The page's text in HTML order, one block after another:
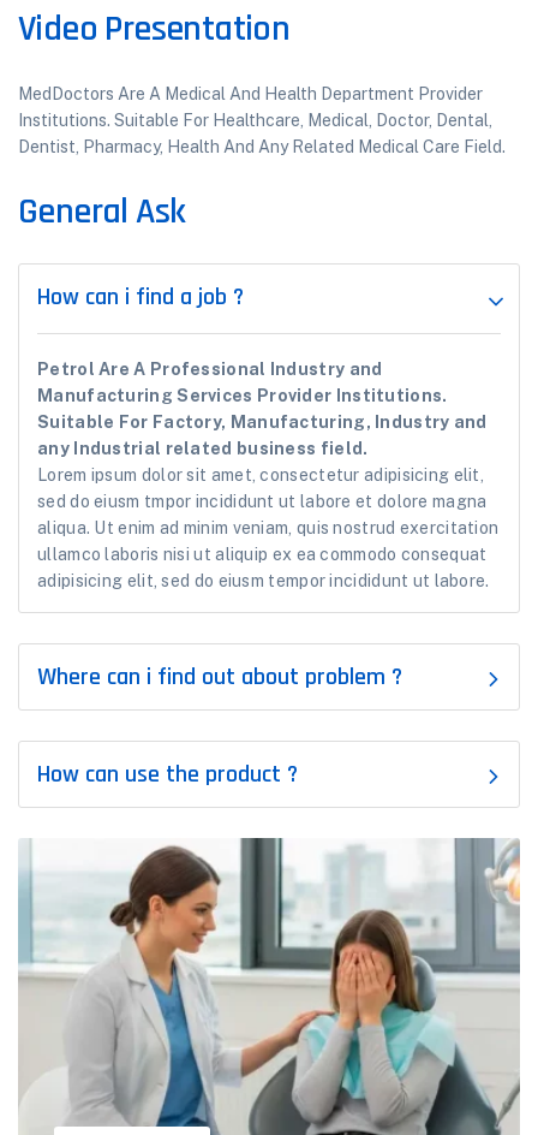
Video Presentation
MedDoctors Are A Medical And Health Department Provider
Institutions. Suitable For Healthcare, Medical, Doctor, Dental,
Dentist, Pharmacy, Health And Any Related Medical Care Field.
General Ask
How can i find a job ?
Petrol Are A Professional Industry and
Manufacturing Services Provider Institutions.
Suitable For Factory, Manufacturing, Industry and
any Industrial related business field.
Lorem ipsum dolor sit amet, consectetur adipisicing elit,
sed do eiusm tmpor incididunt ut labore et dolore magna
aliqua. Ut enim ad minim veniam, quis nostrud exercitation
ullamco laboris nisi ut aliquip ex ea commodo consequat
adipisicing elit, sed do eiusm tempor incididunt ut labore.
Where can i find out about problem ?
How can use the product ?